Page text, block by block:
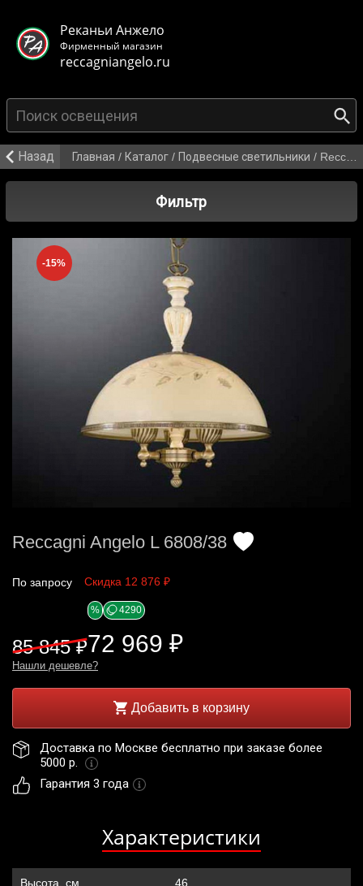
Реканьи Анжело
Фирменный магазин
reccagniangelo.ru
Назад Главная / Каталог / Подвесные светильники / Reccagni Angelo L 6808/38
Фильтр
-15%
Reccagni Angelo L 6808/38
По запросу Скидка 12 876 ₽
85 845 ₽
% 4290
72 969 ₽
Нашли дешевле?
Добавить в корзину
Доставка по Москве бесплатно при заказе более
5000 р.
Гарантия 3 года
Характеристики
Высота, см 46